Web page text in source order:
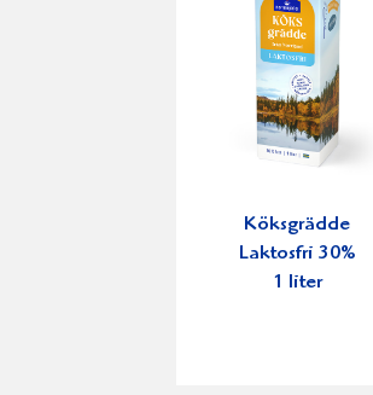
Köksgrädde
Laktosfri 30%
1 liter